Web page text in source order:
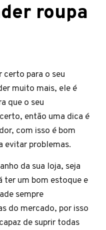
roupa
para o seu
muito mais, ele é
que o seu
então uma dica é
com isso é bom
evitar problemas.
da sua loja, seja
ter um bom estoque e
sempre
do mercado, por isso
de suprir todas